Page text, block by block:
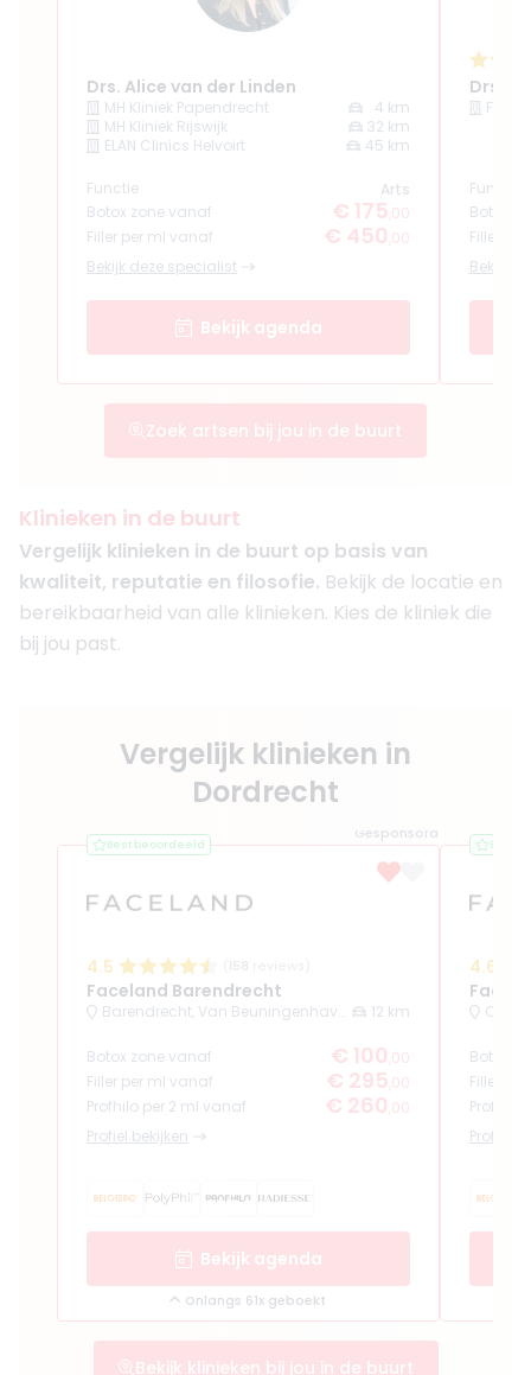
Drs. Alice van der Linden
MH Kliniek Papendrecht
4 km
MH Kliniek Rijswijk
32 km
ELAN Clinics Helvoirt
45 km
Functie
Arts
Botox zone vanaf
€ 175 ,00
Filler per ml vanaf
€ 450 ,00
Bekijk deze specialist
Bekijk agenda
Drs.
Functie
Botox
Filler
Bekijk
Zoek artsen bij jou in de buurt
Klinieken in de buurt
Vergelijk klinieken in de buurt op basis van
kwaliteit, reputatie en filosofie. Bekijk de locatie en
bereikbaarheid van alle klinieken. Kies de kliniek die
bij jou past.
Vergelijk klinieken in
Dordrecht
Gesponsord
Best beoordeeld
4.5
Faceland Barendrecht
12 km
Botox zone vanaf € 100 ,00
Filler per ml vanaf
€ 295 ,00
Profhilo per 2 ml vanaf
€ 260 ,00
Profiel bekijken
Bekijk agenda
Onlangs 61x geboekt
Best
4.6
Botox
Filler
Profhilo
Profiel
Bekijk klinieken bij jou in de buurt